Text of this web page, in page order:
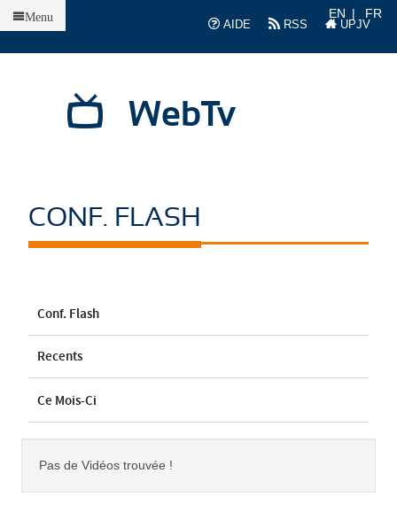
AIDE
RSS UPJV
EN FR
WebTv
Menu
CONF. FLASH
Conf. Flash
Recents
Ce Mois-Ci
Pas de Vidéos trouvée !